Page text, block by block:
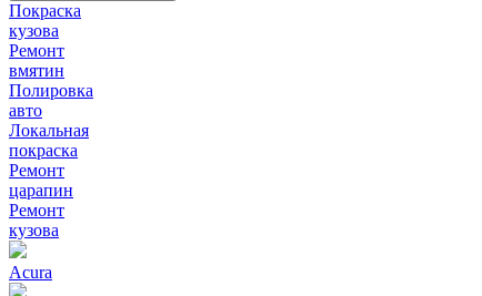
Покраска
кузова
Ремонт
вмятин
Полировка
авто
Локальная
покраска
Ремонт
царапин
Ремонт
кузова
Acura